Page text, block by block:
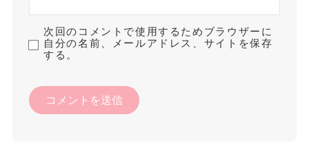
次回のコメントで使用するためブラウザーに
自分の名前、メールアドレス、サイトを保存
する。